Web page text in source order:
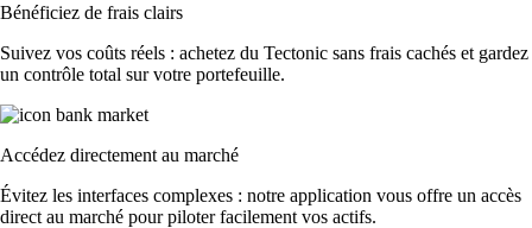
Bénéficiez de frais clairs
Suivez vos coûts réels : achetez du Tectonic sans frais cachés et gardez
un contrôle total sur votre portefeuille.
Accédez directement au marché
Évitez les interfaces complexes : notre application vous offre un accès
direct au marché pour piloter facilement vos actifs.